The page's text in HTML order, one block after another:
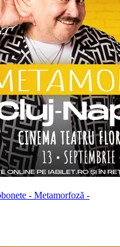
- Metamorfoză -